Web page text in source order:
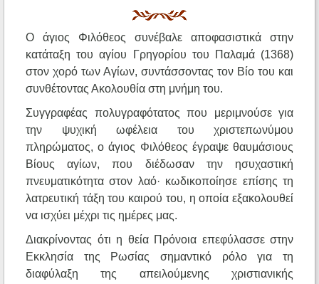
Ο άγιος Φιλόθεος συνέβαλε αποφασιστικά στην
κατάταξη του αγίου Γρηγορίου του Παλαμά (1368)
στον χορό των Αγίων, συντάσσοντας τον Βίο του και
συνθέτοντας Ακολουθία στη μνήμη του.
Συγγραφέας πολυγραφότατος που μεριμνούσε για
την ψυχική ωφέλεια του χριστεπωνύμου
πληρώματος, ο άγιος Φιλόθεος έγραψε θαυμάσιους
Βίους αγίων, που διέδωσαν την ησυχαστική
πνευματικότητα στον λαό· κωδικοποίησε επίσης τη
λατρευτική τάξη του καιρού του, η οποία εξακολουθεί
να ισχύει μέχρι τις ημέρες μας.
Διακρίνοντας ότι η θεία Πρόνοια επεφύλασσε στην
Εκκλησία της Ρωσίας σημαντικό ρόλο για τη
διαφύλαξη της απειλούμενης χριστιανικής